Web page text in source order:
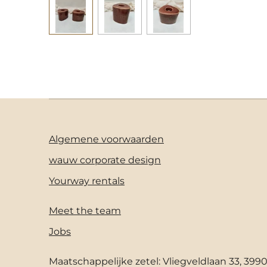
Algemene voorwaarden
wauw corporate design
Yourway rentals
Meet the team
Jobs
Maatschappelijke zetel: Vliegveldlaan 33, 3990